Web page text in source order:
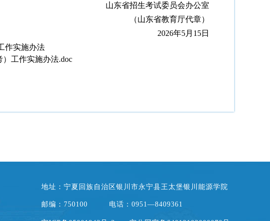
山东省招生考试委员会办公室
（山东省教育厅代章）
2026年5月15日
作实施办法
工作实施办法.doc
地址：宁夏回族自治区银川市永宁县王太堡银川能源学院
邮编：750100 电话：0951—8409361